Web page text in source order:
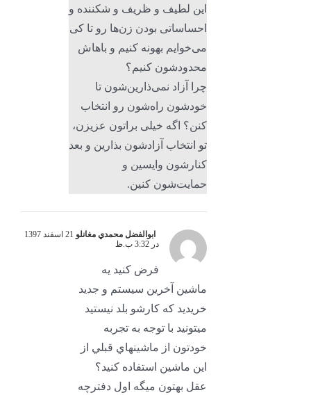
این لطیف و ظریف و شکننده و
احساساتی بودن زن‌ها رو تا کی
می‌خوایم بهونه کنیم و باهاش
محدودشون کنیم؟
چرا آزاد نمی‌ذارین‌شون تا
خودشون راه‌شون رو انتخاب
کنن؟ اگه خیلی براتون عزیزن،
تو انتخاب آزادشون بذارین و بعد
کنارشون وایسین و
حمایت‌شون کنین.
ابوالفضل محمدي مغانلو
21 اسفند 1397
در 3:32 ب.ظ
فرض کنيد يه
ماشين آخرين سيستم و جديد
خريديد که کارشو بلد نيستيد
ميتونيد با توجه به تجربه
خودتون از ماشينهاي قبلي از
اين ماشين استفاده کنيد؟
عقل بهتون ميگه اول دفترچه